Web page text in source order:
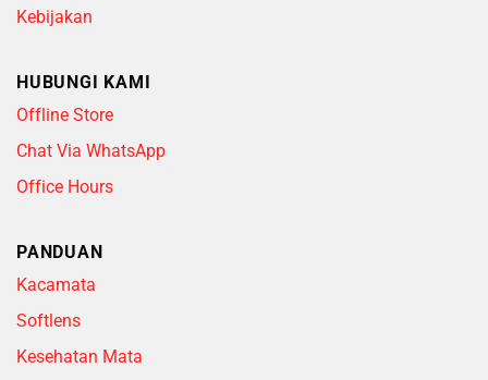
Kebijakan
HUBUNGI KAMI
Offline Store
Chat Via WhatsApp
Office Hours
PANDUAN
Kacamata
Softlens
Kesehatan Mata